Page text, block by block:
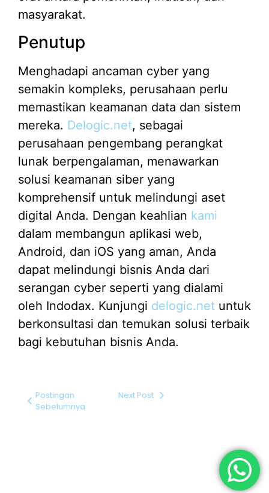
masyarakat.
Penutup
Menghadapi ancaman cyber yang
semakin kompleks, perusahaan perlu
memastikan keamanan data dan sistem
mereka. Delogic.net, sebagai
perusahaan pengembang perangkat
lunak berpengalaman, menawarkan
solusi keamanan siber yang
komprehensif untuk melindungi aset
digital Anda. Dengan keahlian kami
dalam membangun aplikasi web,
Android, dan iOS yang aman, Anda
dapat melindungi bisnis Anda dari
serangan cyber seperti yang dialami
oleh Indodax. Kunjungi delogic.net untuk
berkonsultasi dan temukan solusi terbaik
bagi kebutuhan bisnis Anda.
Postingan
Sebelumnya
Next Post